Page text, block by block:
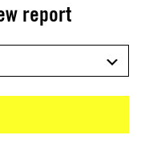
report